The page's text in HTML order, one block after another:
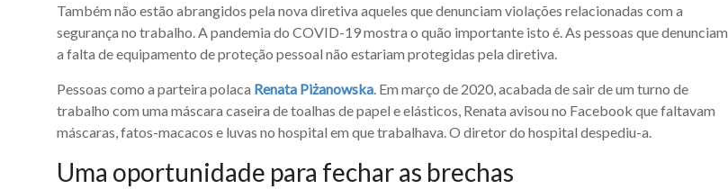
Também não estão abrangidos pela nova diretiva aqueles que denunciam violações relacionadas com a
segurança no trabalho. A pandemia do COVID-19 mostra o quão importante isto é. As pessoas que denunciam
a falta de equipamento de proteção pessoal não estariam protegidas pela diretiva.
Pessoas como a parteira polaca Renata Piżanowska. Em março de 2020, acabada de sair de um turno de
trabalho com uma máscara caseira de toalhas de papel e elásticos, Renata avisou no Facebook que faltavam
máscaras, fatos-macacos e luvas no hospital em que trabalhava. O diretor do hospital despediu-a.
Uma oportunidade para fechar as brechas